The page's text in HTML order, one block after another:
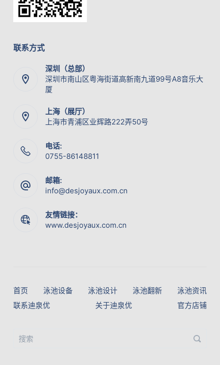
联系方式
深圳（总部）
深圳市南山区粤海街道高新南九道99号A8音乐大
厦
上海（展厅）
上海市青浦区业辉路222弄50号
电话:
0755-86148811
邮箱:
info@desjoyaux.com.cn
友情链接：
www.desjoyaux.com.cn
首页 泳池设备 泳池设计 泳池翻新
泳池资讯
联系迪泉优
关于迪泉优 官方店铺